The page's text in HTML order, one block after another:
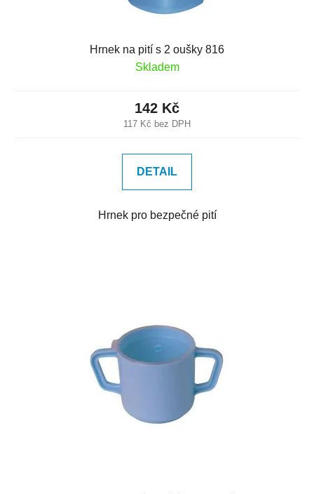
Hrnek na pití s 2 oušky 816
Skladem
117 Kč bez DPH
142 Kč
DETAIL
Hrnek pro bezpečné pití